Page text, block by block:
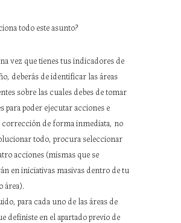
todo este asunto?
vez que tienes tus indicadores de
deberás de identificar las áreas
sobre las cuales debes de tomar
para poder ejecutar acciones e
de forma inmediata, no
todo, procura seleccionar
acciones (mismas que se
en iniciativas masivas dentro de tu
área).
para cada uno de las áreas de
definiste en el apartado previo de